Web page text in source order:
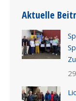
Aktuelle